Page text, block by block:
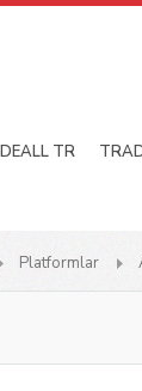
TR
Platformlar